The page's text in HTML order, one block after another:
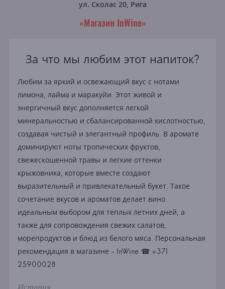
ул. Сколас 20, Рига
«Магазин InWine»
За что мы любим этот напиток?
Любим за яркий и освежающий вкус с нотами
лимона, лайма и маракуйи. Этот живой и
энергичный вкус дополняется легкой
минеральностью и сбалансированной кислотностью,
создавая чистый и элегантный профиль. В аромате
доминируют ноты тропических фруктов,
свежескошенной травы и легкие оттенки
крыжовника, которые вместе создают
выразительный и привлекательный букет. Такое
сочетание вкусов и ароматов делает вино
идеальным выбором для теплых летних дней, а
также для сопровождения свежих салатов,
морепродуктов и блюд из белого мяса. Персональная
рекомендация в магазине - InWine ☎ +371
25900028